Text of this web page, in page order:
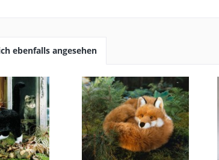
ebenfalls angesehen